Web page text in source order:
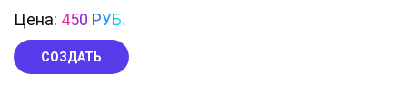
Цена: 450 РУБ.
СОЗДАТЬ